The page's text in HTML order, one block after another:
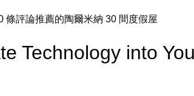
條評論推薦的陶爾米納 30 間度假屋
Technology into